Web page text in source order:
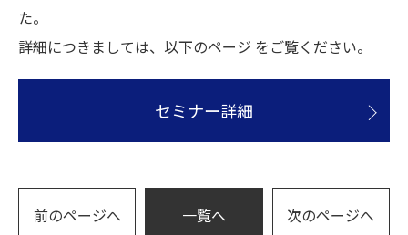
た。
詳細につきましては、以下のページ をご覧ください。
セミナー詳細
前のページへ 一覧へ 次のページへ